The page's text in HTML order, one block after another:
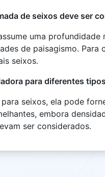
de seixos deve ser
uma profundidade
de paisagismo.
seixos.
para diferentes
seixos, ela pode
embora
ser considerados.